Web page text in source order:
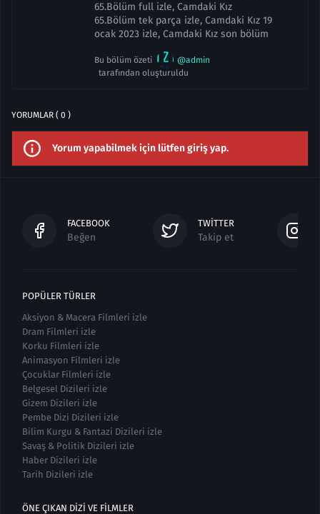
65.Bölüm full izle, Camdaki Kız
65.Bölüm tek parça izle, Camdaki Kız 19
ocak 2023 izle, Camdaki Kız son bölüm
Bu bölüm özeti
@admin
tarafından oluşturuldu
YORUMLAR ( 0 )
Yorum yapabilmek için lütfen giriş yap.
FACEBOOK
Beğen
TWITTER
Takip et
POPÜLER TÜRLER
Aksiyon & Macera Filmleri izle
Dram Filmleri izle
Korku Filmleri izle
Animasyon Filmleri izle
Çocuklar Filmleri izle
Belgesel Dizileri izle
Gizem Dizileri izle
Pembe Dizi Dizileri izle
Bilim Kurgu & Fantazi Dizileri izle
Savaş & Politik Dizileri izle
Haber Dizileri izle
Tarih Dizileri izle
ÖNE ÇIKAN DIZI VE FILMLER